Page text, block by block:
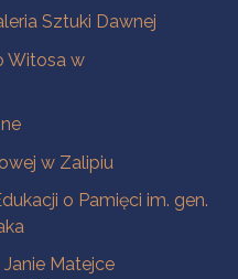
Sztuki Dawnej
Witosa w
w Zalipiu
o Pamięci im. gen.
Matejce